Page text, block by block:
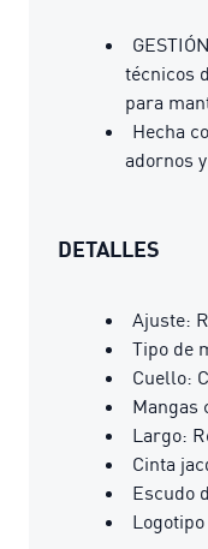
técnicos
para
Hecha
adornos
DETALLES
Ajuste:
Tipo de
Cuello:
Mangas
Largo:
Cinta
Escudo